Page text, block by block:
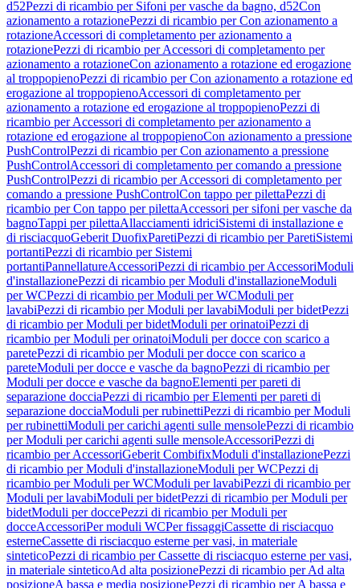
d52Pezzi di ricambio per Sifoni per vasche da bagno, d52Con
azionamento a rotazionePezzi di ricambio per Con azionamento a
rotazioneAccessori di completamento per azionamento a
rotazionePezzi di ricambio per Accessori di completamento per
azionamento a rotazioneCon azionamento a rotazione ed erogazione
al troppopienoPezzi di ricambio per Con azionamento a rotazione ed
erogazione al troppopienoAccessori di completamento per
azionamento a rotazione ed erogazione al troppopienoPezzi di
ricambio per Accessori di completamento per azionamento a
rotazione ed erogazione al troppopienoCon azionamento a pressione
PushControlPezzi di ricambio per Con azionamento a pressione
PushControlAccessori di completamento per comando a pressione
PushControlPezzi di ricambio per Accessori di completamento per
comando a pressione PushControlCon tappo per pilettaPezzi di
ricambio per Con tappo per pilettaAccessori per sifoni per vasche da
bagnoTappi per pilettaAllacciamenti idriciSistemi di installazione e
di risciacquoGeberit DuofixParetiPezzi di ricambio per ParetiSistemi
portantiPezzi di ricambio per Sistemi
portantiPannellatureAccessoriPezzi di ricambio per AccessoriModuli
d'installazionePezzi di ricambio per Moduli d'installazioneModuli
per WCPezzi di ricambio per Moduli per WCModuli per
lavabiPezzi di ricambio per Moduli per lavabiModuli per bidetPezzi
di ricambio per Moduli per bidetModuli per orinatoiPezzi di
ricambio per Moduli per orinatoiModuli per docce con scarico a
paretePezzi di ricambio per Moduli per docce con scarico a
pareteModuli per docce e vasche da bagnoPezzi di ricambio per
Moduli per docce e vasche da bagnoElementi per pareti di
separazione docciaPezzi di ricambio per Elementi per pareti di
separazione docciaModuli per rubinettiPezzi di ricambio per Moduli
per rubinettiModuli per carichi agenti sulle mensolePezzi di ricambio
per Moduli per carichi agenti sulle mensoleAccessoriPezzi di
ricambio per AccessoriGeberit CombifixModuli d'installazionePezzi
di ricambio per Moduli d'installazioneModuli per WCPezzi di
ricambio per Moduli per WCModuli per lavabiPezzi di ricambio per
Moduli per lavabiModuli per bidetPezzi di ricambio per Moduli per
bidetModuli per doccePezzi di ricambio per Moduli per
docceAccessoriPer moduli WCPer fissaggiCassette di risciacquo
esterneCassette di risciacquo esterne per vasi, in materiale
sinteticoPezzi di ricambio per Cassette di risciacquo esterne per vasi,
in materiale sinteticoAd alta posizionePezzi di ricambio per Ad alta
posizioneA bassa e media posizionePezzi di ricambio per A bassa e